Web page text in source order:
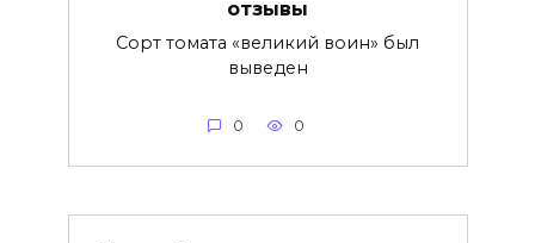
отзывы
Сорт томата «великий воин» был
выведен
0 0